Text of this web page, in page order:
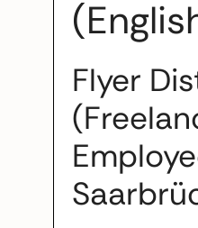
Flyer